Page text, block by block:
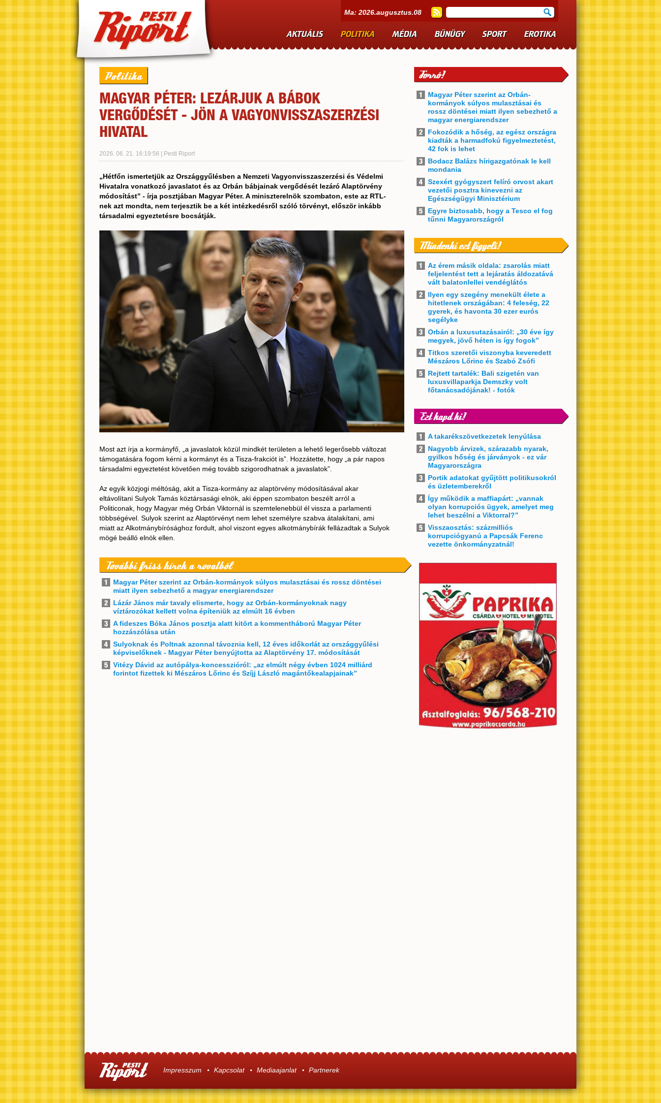
Ma: 2026.augusztus.08
AKTUÁLIS POLITIKA MÉDIA BŰNÜGY SPORT EROTIKA
Politika
MAGYAR PÉTER: LEZÁRJUK A BÁBOK
VERGŐDÉSÉT - JÖN A VAGYONVISSZASZERZÉSI
HIVATAL
2026. 06. 21. 16:19:56 | Pesti Riport
„Hétfőn ismertetjük az Országgyűlésben a Nemzeti Vagyonvisszaszerzési és Védelmi
Hivatalra vonatkozó javaslatot és az Orbán bábjainak vergődését lezáró Alaptörvény
módosítást” - írja posztjában Magyar Péter. A miniszterelnök szombaton, este az RTL-
nek azt mondta, nem terjesztik be a két intézkedésről szóló törvényt, először inkább
társadalmi egyeztetésre bocsátják.
Most azt írja a kormányfő, „a javaslatok közül mindkét területen a lehető legerősebb változat
támogatására fogom kérni a kormányt és a Tisza-frakciót is”. Hozzátette, hogy „a pár napos
társadalmi egyeztetést követően még tovább szigorodhatnak a javaslatok”.
Az egyik közjogi méltóság, akit a Tisza-kormány az alaptörvény módosításával akar
eltávolítani Sulyok Tamás köztársasági elnök, aki éppen szombaton beszélt arról a
Politiconak, hogy Magyar még Orbán Viktornál is szemtelenebbül él vissza a parlamenti
többségével. Sulyok szerint az Alaptörvényt nem lehet személyre szabva átalakítani, ami
miatt az Alkotmánybírósághoz fordult, ahol viszont egyes alkotmánybírák fellázadtak a Sulyok
mögé beálló elnök ellen.
További friss hírek a rovatból
Magyar Péter szerint az Orbán-kormányok súlyos mulasztásai és rossz döntései
miatt ilyen sebezhető a magyar energiarendszer
Lázár János már tavaly elismerte, hogy az Orbán-kormányoknak nagy
víztározókat kellett volna építeniük az elmúlt 16 évben
A fideszes Bóka János posztja alatt kitört a kommentháború Magyar Péter
hozzászólása után
Sulyoknak és Poltnak azonnal távoznia kell, 12 éves időkorlát az országgyűlési
képviselőknek - Magyar Péter benyújtotta az Alaptörvény 17. módosítását
Vitézy Dávid az autópálya-koncesszióról: „az elmúlt négy évben 1024 milliárd
forintot fizettek ki Mészáros Lőrinc és Szíjj László magántőkealapjainak”
Magyar Péter szerint az Orbán-
kormányok súlyos mulasztásai és
rossz döntései miatt ilyen sebezhető a
magyar energiarendszer
Fokozódik a hőség, az egész országra
kiadták a harmadfokú figyelmeztetést,
42 fok is lehet
Bodacz Balázs hírigazgatónak le kell
mondania
Szexért gyógyszert felíró orvost akart
vezetői posztra kinevezni az
Egészségügyi Minisztérium
Egyre biztosabb, hogy a Tesco el fog
tűnni Magyarországról
Az érem másik oldala: zsarolás miatt
feljelentést tett a lejáratás áldozatává
vált balatonlellei vendéglátós
Ilyen egy szegény menekült élete a
hitetlenek országában: 4 feleség, 22
gyerek, és havonta 30 ezer eurós
segélyke
Orbán a luxusutazásairól: „30 éve így
megyek, jövő héten is így fogok”
Titkos szeretői viszonyba keveredett
Mészáros Lőrinc és Szabó Zsófi
Rejtett tartalék: Bali szigetén van
luxusvillaparkja Demszky volt
főtanácsadójának! - fotók
A takarékszövetkezetek lenyúlása
Nagyobb árvizek, szárazabb nyarak,
gyilkos hőség és járványok - ez vár
Magyarországra
Portik adatokat gyűjtött politikusokról
és üzletemberekről
Így működik a maffiapárt: „vannak
olyan korrupciós ügyek, amelyet meg
lehet beszélni a Viktorral?”
Visszaosztás: százmilliós
korrupciógyanú a Papcsák Ferenc
vezette önkormányzatnál!
Impresszum Kapcsolat Mediaajanlat Partnerek